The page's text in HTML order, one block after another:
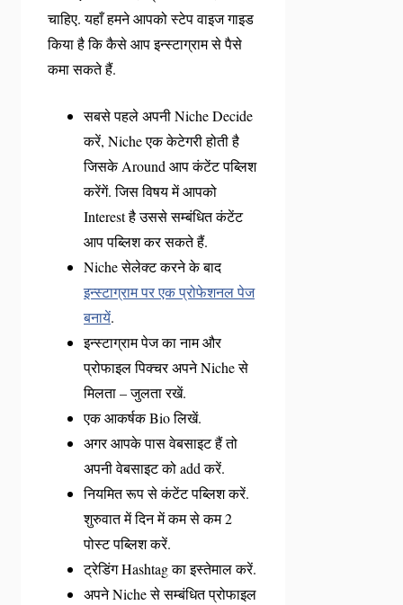
चाहिए. यहाँ हमने आपको स्टेप वाइज गाइड
किया है कि कैसे आप इन्स्टाग्राम से पैसे
कमा सकते हैं.
सबसे पहले अपनी Niche Decide
करें, Niche एक केटेगरी होती है
जिसके Around आप कंटेंट पब्लिश
करेंगें. जिस विषय में आपको
Interest है उससे सम्बंधित कंटेंट
आप पब्लिश कर सकते हैं.
Niche सेलेक्ट करने के बाद
इन्स्टाग्राम पर एक प्रोफेशनल पेज
बनायें.
इन्स्टाग्राम पेज का नाम और
प्रोफाइल पिक्चर अपने Niche से
मिलता – जुलता रखें.
एक आकर्षक Bio लिखें.
अगर आपके पास वेबसाइट हैं तो
अपनी वेबसाइट को add करें.
नियमित रूप से कंटेंट पब्लिश करें.
शुरुवात में दिन में कम से कम 2
पोस्ट पब्लिश करें.
ट्रेडिंग Hashtag का इस्तेमाल करें.
अपने Niche से सम्बंधित प्रोफाइल